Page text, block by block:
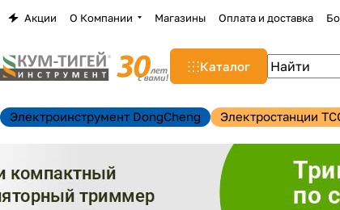
Акции О Компании Магазины Оплата и доставка
Каталог
Электроинструмент DongCheng Электростанции